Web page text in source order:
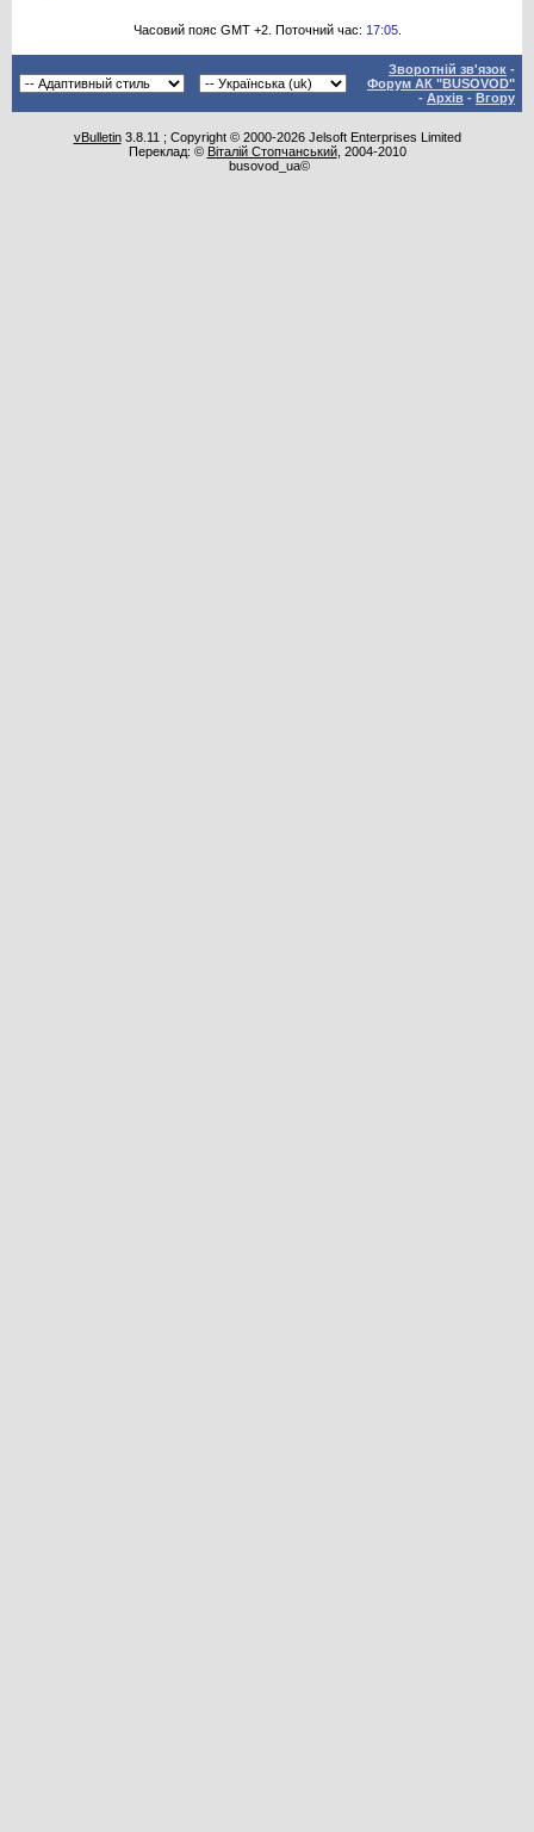
Часовий пояс GMT +2. Поточний час: 17:05.
Зворотній зв'язок -
Форум АК "BUSOVOD"
- Архів - Вгору
vBulletin3.8.11 ; Copyright © 2000-2026 Jelsoft Enterprises Limited
Переклад: © Віталій Стопчанський, 2004-2010
busovod_ua©